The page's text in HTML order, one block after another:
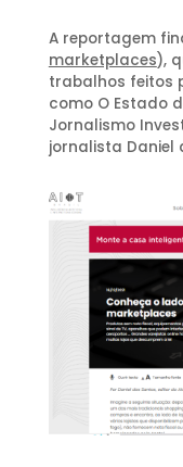
A reportagem
marketplaces),
trabalhos feitos
como O Estado
Jornalismo
jornalista Daniel